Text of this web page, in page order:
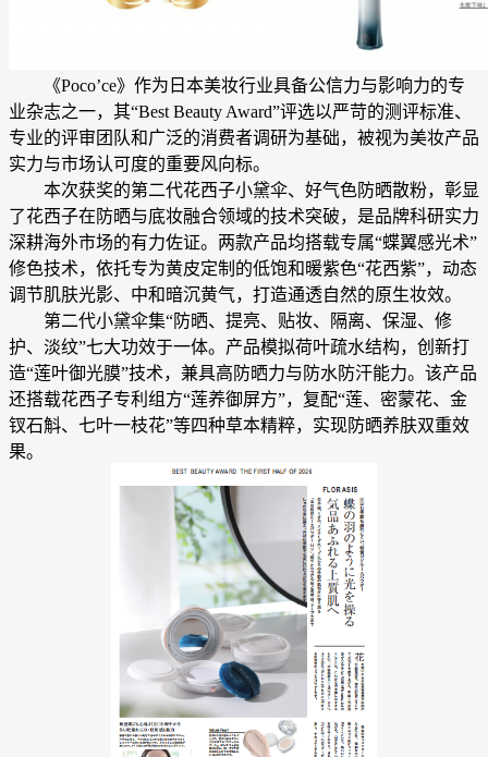
《Poco’ce》作为日本美妆行业具备公信力与影响力的专
业杂志之一，其“Best Beauty Award”评选以严苛的测评标准、
专业的评审团队和广泛的消费者调研为基础，被视为美妆产品
实力与市场认可度的重要风向标。
本次获奖的第二代花西子小黛伞、好气色防晒散粉，彰显
了花西子在防晒与底妆融合领域的技术突破，是品牌科研实力
深耕海外市场的有力佐证。两款产品均搭载专属“蝶翼感光术”
修色技术，依托专为黄皮定制的低饱和暖紫色“花西紫”，动态
调节肌肤光影、中和暗沉黄气，打造通透自然的原生妆效。
第二代小黛伞集“防晒、提亮、贴妆、隔离、保湿、修
护、淡纹”七大功效于一体。产品模拟荷叶疏水结构，创新打
造“莲叶御光膜”技术，兼具高防晒力与防水防汗能力。该产品
还搭载花西子专利组方“莲养御屏方”，复配“莲、密蒙花、金
钗石斛、七叶一枝花”等四种草本精粹，实现防晒养肤双重效
果。